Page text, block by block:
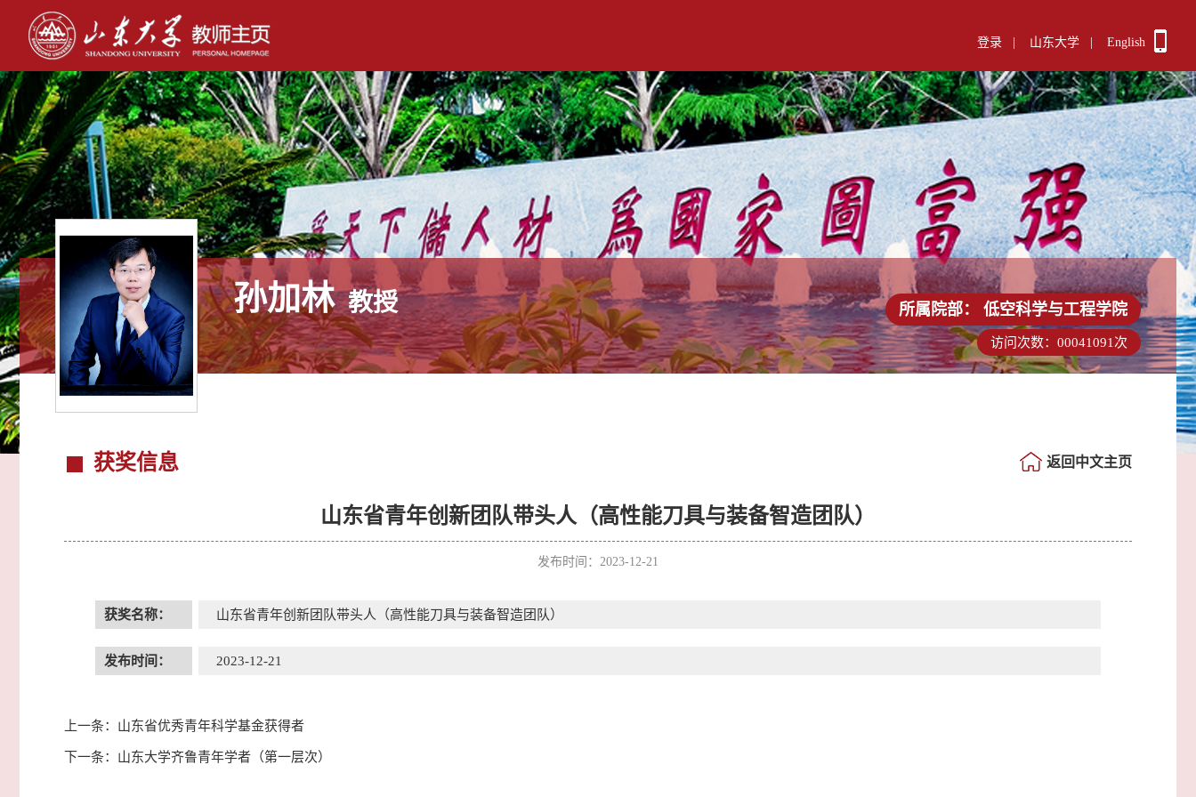
登录 山东大学 English
孙加林 教授 所属院部： 低空科学与工程学院
访问次数： 00041091 次
获奖信息 返回中文主页
山东省青年创新团队带头人（高性能刀具与装备智造团队）
发布时间：2023-12-21
获奖名称： 山东省青年创新团队带头人（高性能刀具与装备智造团队）
发布时间： 2023-12-21
上一条： 山东省优秀青年科学基金获得者
下一条： 山东大学齐鲁青年学者（第一层次）